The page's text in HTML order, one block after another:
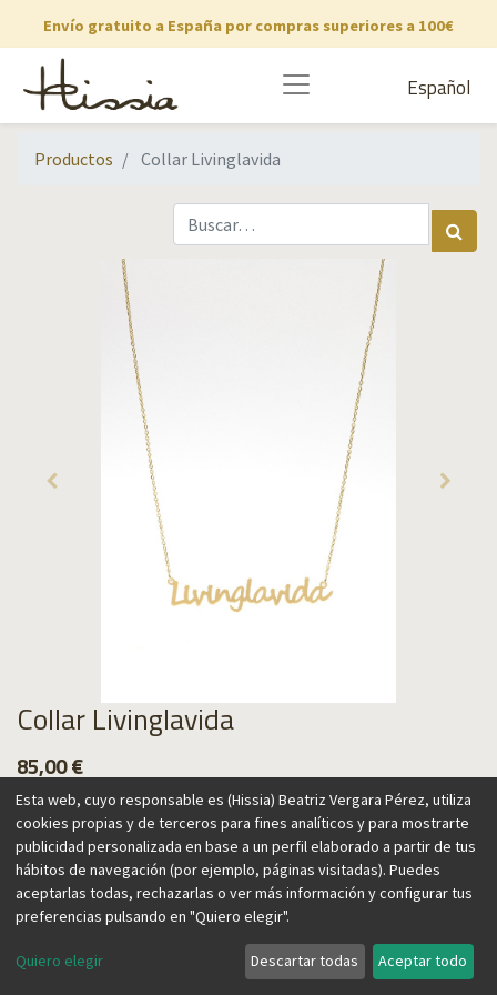
Envío gratuito a España por compras superiores a 100€
Español
Productos Collar Livinglavida
Collar Livinglavida
85,00€
Agregar al carrito
Nuestro collar Livinglavida es una oda a la vida y a las ganas
Esta web, cuyo responsable es (Hissia) Beatriz Vergara Pérez, utiliza
cookies propias y de terceros para fines analíticos y para mostrarte
publicidad personalizada en base a un perfil elaborado a partir de tus
hábitos de navegación (por ejemplo, páginas visitadas). Puedes
aceptarlas todas, rechazarlas o ver más información y configurar tus
preferencias pulsando en "Quiero elegir".
Quiero elegir Descartar todas Aceptar todo